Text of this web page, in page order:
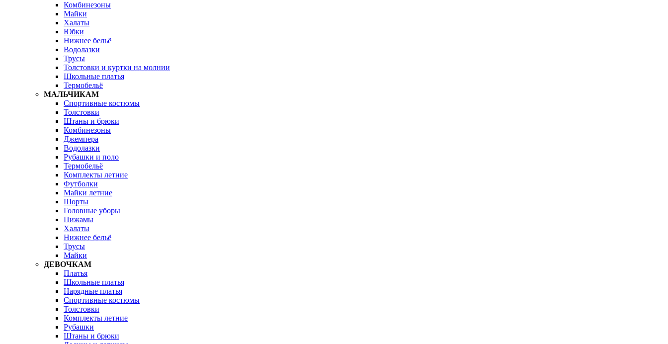
Комбинезоны
Майки
Халаты
Юбки
Нижнее бельё
Водолазки
Трусы
Толстовки и куртки на молнии
Школьные платья
Термобельё
МАЛЬЧИКАМ
Спортивные костюмы
Толстовки
Штаны и брюки
Комбинезоны
Джемпера
Водолазки
Рубашки и поло
Термобельё
Комплекты летние
Футболки
Майки летние
Шорты
Головные уборы
Пижамы
Халаты
Нижнее бельё
Трусы
Майки
ДЕВОЧКАМ
Платья
Школьные платья
Нарядные платья
Спортивные костюмы
Толстовки
Комплекты летние
Рубашки
Штаны и брюки